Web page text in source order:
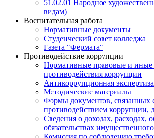
51.02.01 Народное
видам)
Воспитательная работа
Нормативные документы
Студенческий совет колледжа
Газета "Фермата"
Противодействие коррупции
Нормативные правовые и иные
противодействия коррупции
Антикоррупционная экспертиза
Методические материалы
Формы документов, связанных
противодействием коррупции,
Сведения о доходах, расходах,
обязательствах
Комиссия по соблюдению